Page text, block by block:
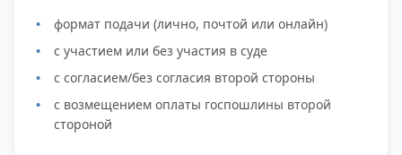
формат подачи (лично, почтой или онлайн)
с участием или без участия в суде
с согласием/без согласия второй стороны
с возмещением оплаты госпошлины второй
стороной